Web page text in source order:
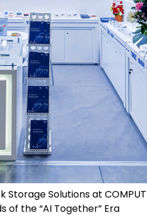
Storage Solutions at
of the “AI Together” Era